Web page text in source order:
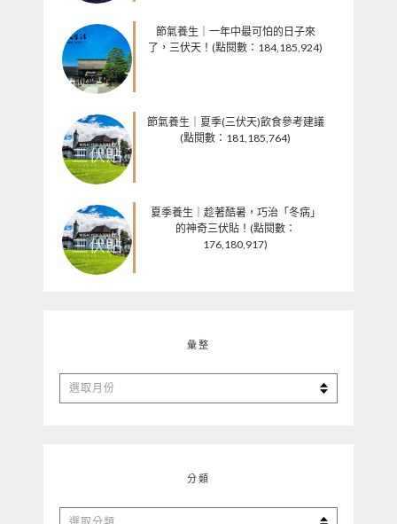
節氣養生｜一年中最可怕的日子來
了，三伏天！(點閱數：184,185,924)
節氣養生｜夏季(三伏天)飲食參考建議
(點閱數：181,185,764)
夏季養生｜趁著酷暑，巧治「冬病」
的神奇三伏貼！(點閱數：
176,180,917)
彙整
彙
整
分類
分